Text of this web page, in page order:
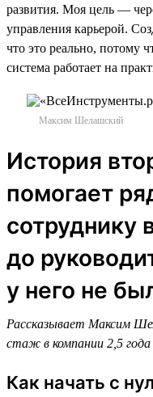
развития. Моя цель —
управления карьерой.
что это реально, потому
система работает на
Максим Шелашский
История
помогает
сотруднику
до
у него не
Рассказывает Максим
стаж в компании 2,5 года
Как начать с